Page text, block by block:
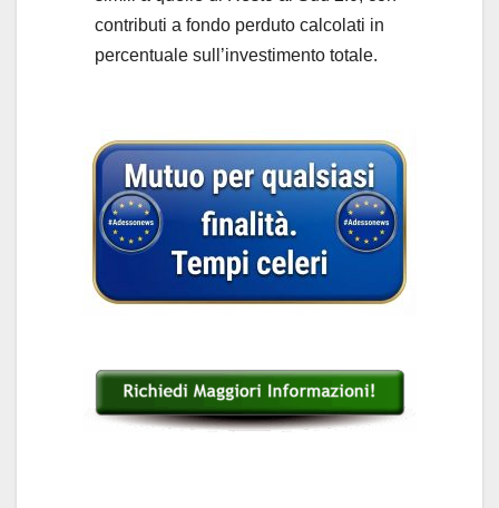
contributi a fondo perduto calcolati in
percentuale sull’investimento totale.